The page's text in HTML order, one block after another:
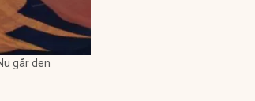
går den